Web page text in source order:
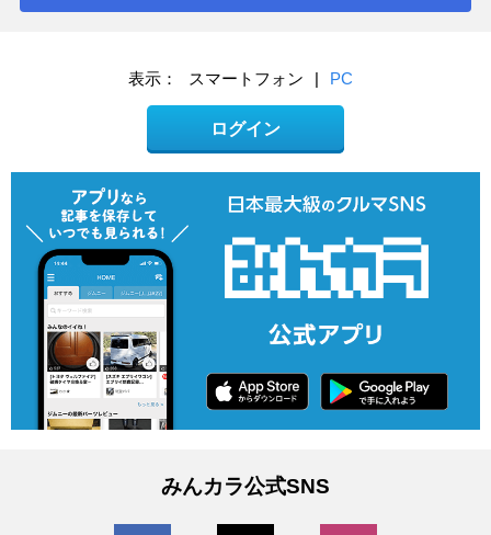
表示： スマートフォン | PC
ログイン
みんカラ公式SNS